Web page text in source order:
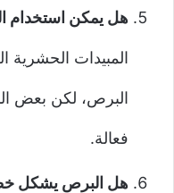
هل يمكن استخدام
المبيدات الحشرية
البرص، لكن بعض
فعالة.
هل البرص يشكل